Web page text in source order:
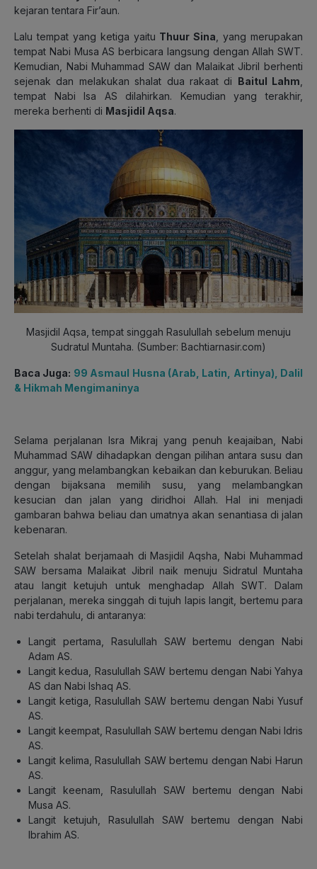
kejaran tentara Fir’aun.
Lalu tempat yang ketiga yaitu Thuur Sina , yang merupakan
tempat Nabi Musa AS berbicara langsung dengan Allah SWT.
Kemudian, Nabi Muhammad SAW dan Malaikat Jibril berhenti
sejenak dan melakukan shalat dua rakaat di Baitul Lahm
tempat Nabi Isa AS dilahirkan. Kemudian yang terakhir,
mereka berhenti di Masjidil Aqsa.
Masjidil Aqsa, tempat singgah Rasulullah sebelum menuju
Sudratul Muntaha. (Sumber: Bachtiarnasir.com)
Baca Juga: 99 Asmaul Husna (Arab, Latin, Artinya), Dalil
& Hikmah Mengimaninya
Selama perjalanan Isra Mikraj yang penuh keajaiban, Nabi
Muhammad SAW dihadapkan dengan pilihan antara susu dan
anggur, yang melambangkan kebaikan dan keburukan. Beliau
dengan bijaksana memilih susu, yang melambangkan
kesucian dan jalan yang diridhoi Allah. Hal ini menjadi
gambaran bahwa beliau dan umatnya akan senantiasa di jalan
kebenaran.
Setelah shalat berjamaah di Masjidil Aqsha, Nabi Muhammad
SAW bersama Malaikat Jibril naik menuju Sidratul Muntaha
atau langit ketujuh untuk menghadap Allah SWT. Dalam
perjalanan, mereka singgah di tujuh lapis langit, bertemu para
nabi terdahulu, di antaranya:
Langit pertama, Rasulullah SAW bertemu dengan Nabi
Adam AS.
Langit kedua, Rasulullah SAW bertemu dengan Nabi Yahya
AS dan Nabi Ishaq AS.
Langit ketiga, Rasulullah SAW bertemu dengan Nabi Yusuf
AS.
Langit keempat, Rasulullah SAW bertemu dengan Nabi Idris
AS.
Langit kelima, Rasulullah SAW bertemu dengan Nabi Harun
AS.
Langit keenam, Rasulullah SAW bertemu dengan Nabi
Musa AS.
Langit ketujuh, Rasulullah SAW bertemu dengan Nabi
Ibrahim AS.